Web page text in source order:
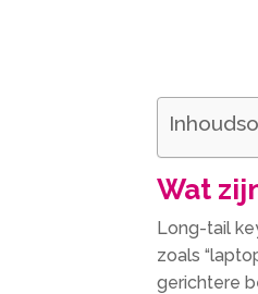
Wat
Long-tail
zoals
gerichtere